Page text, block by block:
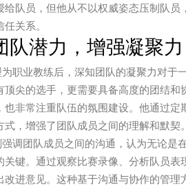
给队员，但他从不以权威姿态压制队
关系。
队潜力，增强凝聚力
职业教练后，深知团队的凝聚力对于
顶尖的选手，更需要具备高度的团结
也非常注重队伍的氛围建设。他通过
，增强了团队成员之间的理解和默契。
调团队成员之间的沟通，认为无论是
关键。通过观察比赛录像、分析队员
改进意见。这种基于沟通与协作的管